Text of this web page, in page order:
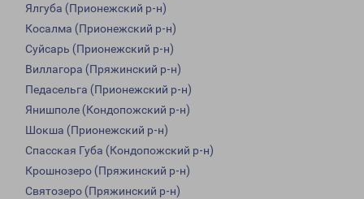
Ялгуба (Прионежский р-н)
Косалма (Прионежский р-н)
Суйсарь (Прионежский р-н)
Виллагора (Пряжинский р-н)
Педасельга (Прионежский р-н)
Янишполе (Кондопожский р-н)
Шокша (Прионежский р-н)
Спасская Губа (Кондопожский р-н)
Крошнозеро (Пряжинский р-н)
Святозеро (Пряжинский р-н)